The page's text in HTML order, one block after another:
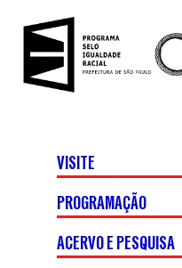
VISITE
PROGRAMAÇÃO
ACERVO E PESQUISA